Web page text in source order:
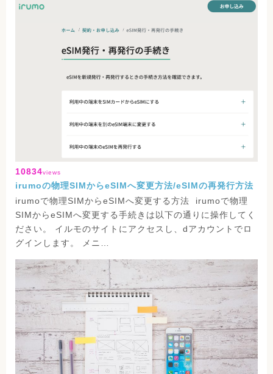
10834views
irumoの物理SIMからeSIMへ変更方法/eSIMの再発行方法
irumoで物理SIMからeSIMへ変更する方法 irumoで物理
SIMからeSIMへ変更する手続きは以下の通りに操作してく
ださい。 イルモのサイトにアクセスし、dアカウントでロ
グインします。 メニ…